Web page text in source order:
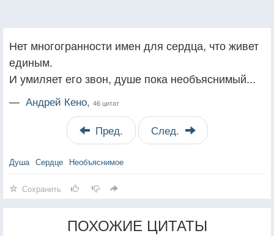
Нет многогранности имен для сердца, что живет
единым.
И умиляет его звон, душе пока необъяснимый...
— Андрей Кено, 46 цитат
Пред. След.
Душа Сердце Необъяснимое
Сохранить
ПОХОЖИЕ ЦИТАТЫ